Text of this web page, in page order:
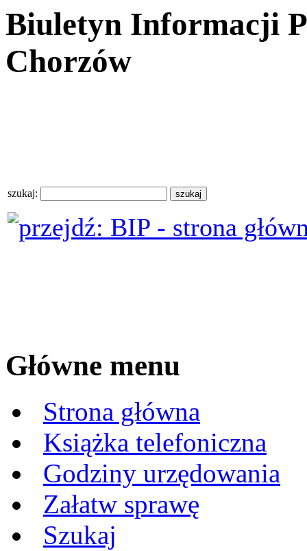
Biuletyn Informacji
Chorzów
szukaj:
Główne menu
Strona główna
Książka telefoniczna
Godziny urzędowania
Załatw sprawę
Szukaj